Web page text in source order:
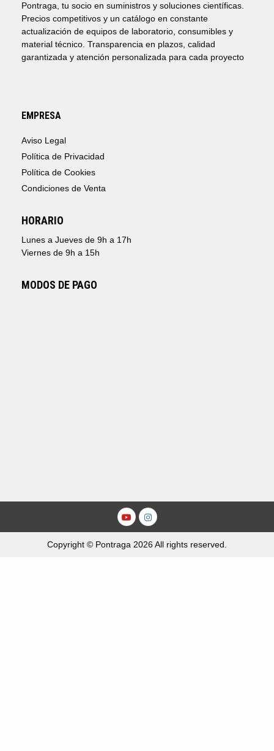
Pontraga, tu socio en suministros y soluciones científicas.
Precios competitivos y un catálogo en constante
actualización de equipos de laboratorio, consumibles y
material técnico. Transparencia en plazos, calidad
garantizada y atención personalizada para cada proyecto
EMPRESA
Aviso Legal
Política de Privacidad
Política de Cookies
Condiciones de Venta
HORARIO
Lunes a Jueves de 9h a 17h
Viernes de 9h a 15h
MODOS DE PAGO
Youtube
Instagram
Copyright © Pontraga 2026 All rights reserved.